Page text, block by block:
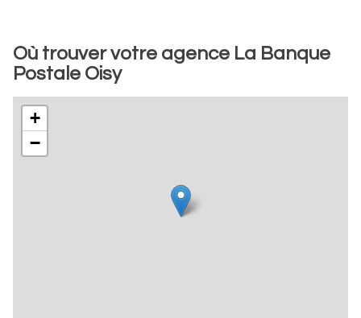
Où trouver votre agence La Banque
Postale Oisy
+
−